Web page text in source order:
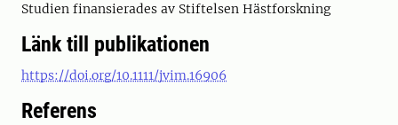
Studien finansierades av Stiftelsen Hästforskning
Länk till publikationen
https://doi.org/10.1111/jvim.16906
Referens